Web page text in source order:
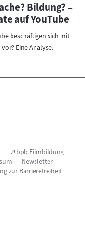
Bildung? –
auf YouTube
beschäftigen sich mit
Eine Analyse.
(Link
öffnet
im
neuen
bpb Filmbildung
Newsletter
zur Barrierefreiheit